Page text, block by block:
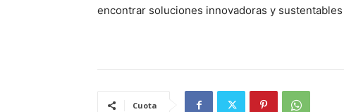
encontrar soluciones innovadoras y
Cuota